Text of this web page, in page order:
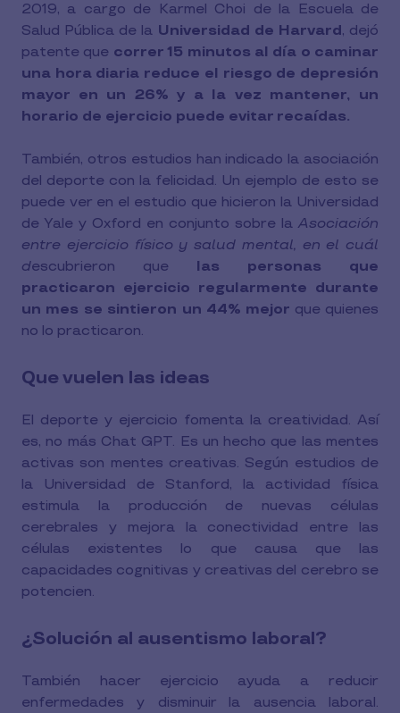
2019, a cargo de Karmel Choi de la Escuela de
Salud Pública de la Universidad de Harvard, dejó
patente que correr 15 minutos al día o caminar
una hora diaria reduce el riesgo de depresión
mayor en un 26% y a la vez mantener, un
horario de ejercicio puede evitar recaídas.
También, otros estudios han indicado la asociación
del deporte con la felicidad. Un ejemplo de esto se
puede ver en el estudio que hicieron la Universidad
de Yale y Oxford en conjunto sobre la Asociación
entre ejercicio físico y salud mental, en el cuál
descubrieron que las personas que
practicaron ejercicio regularmente durante
un mes se sintieron un 44% mejor que quienes
no lo practicaron.
Que vuelen las ideas
El deporte y ejercicio fomenta la creatividad. Así
es, no más Chat GPT. Es un hecho que las mentes
activas son mentes creativas. Según estudios de
la Universidad de Stanford, la actividad física
estimula la producción de nuevas células
cerebrales y mejora la conectividad entre las
células existentes lo que causa que las
capacidades cognitivas y creativas del cerebro se
potencien.
¿Solución al ausentismo laboral?
También hacer ejercicio ayuda a reducir
enfermedades y disminuir la ausencia laboral.